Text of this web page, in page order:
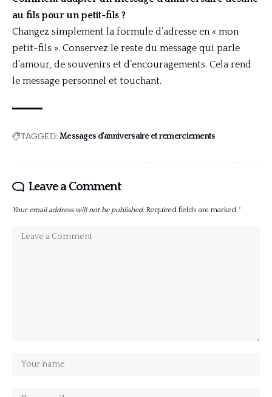
au fils pour un petit-fils ?
Changez simplement la formule d’adresse en « mon
petit-fils ». Conservez le reste du message qui parle
d’amour, de souvenirs et d’encouragements. Cela rend
le message personnel et touchant.
TAGGED:Messages d'anniversaire et remerciements
Leave a Comment
Your email address will not be published. Required fields are marked *